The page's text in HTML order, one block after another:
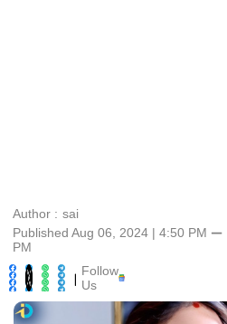
Author : sai
Published Aug 06, 2024 | 4:50 PM ⚊
PM
| Follow
Us